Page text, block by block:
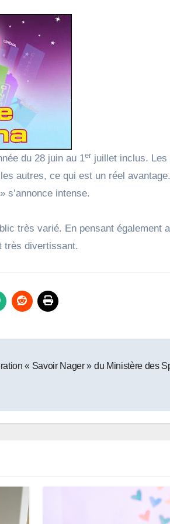
du 28 juin au 1er juillet inclus. Les
autres, ce qui est un réel
s’annonce intense.
très varié. En pensant également
très divertissant.
« Savoir Nager » du Ministère des